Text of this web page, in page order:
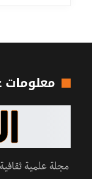
معلومات
مجلة علمية